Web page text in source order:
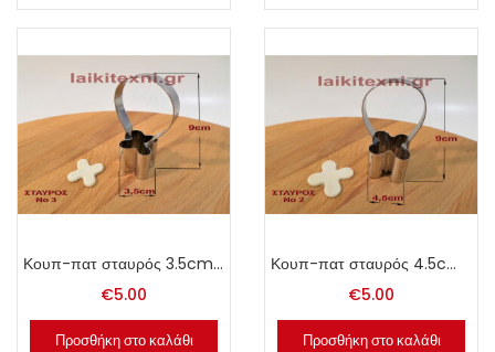
Κουπ-πατ σταυρός 3.5cm x 9cm.
€5.00
Προσθήκη στο καλάθι
Κουπ-πατ σταυρός 4.5cm x 9cm.
€5.00
Προσθήκη στο καλάθι